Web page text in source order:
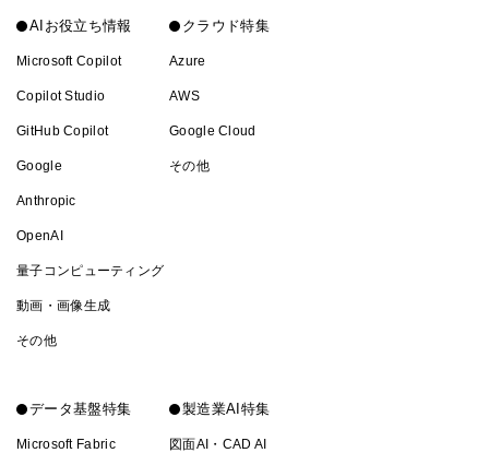
AIお役立ち情報
Microsoft Copilot
Copilot Studio
GitHub Copilot
Google
Anthropic
OpenAI
量子コンピューティング
動画・画像生成
その他
クラウド特集
Azure
AWS
Google Cloud
その他
データ基盤特集
Microsoft Fabric
製造業AI特集
図面AI・CAD AI